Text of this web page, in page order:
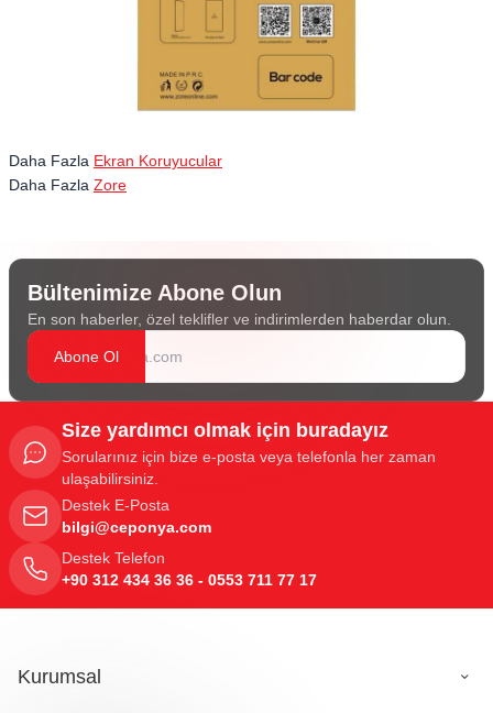
Daha Fazla Ekran Koruyucular
Daha Fazla Zore
Bültenimize Abone Olun
En son haberler, özel teklifler ve indirimlerden haberdar olun.
Abone Ol
Size yardımcı olmak için buradayız
Sorularınız için bize e-posta veya telefonla her zaman
ulaşabilirsiniz.
Destek E-Posta
bilgi@ceponya.com
Destek Telefon
+90 312 434 36 36 - 0553 711 77 17
Kurumsal